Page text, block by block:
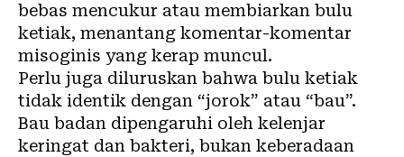
bebas mencukur atau membiarkan bulu
ketiak, menantang komentar-komentar
misoginis yang kerap muncul.
Perlu juga diluruskan bahwa bulu ketiak
tidak identik dengan “jorok” atau “bau”.
Bau badan dipengaruhi oleh kelenjar
keringat dan bakteri, bukan keberadaan